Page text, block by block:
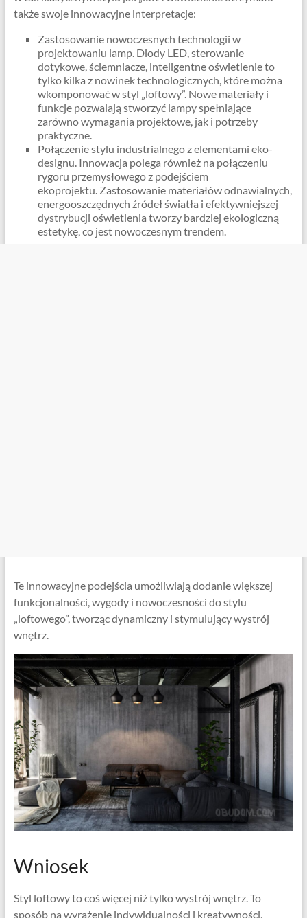
także swoje innowacyjne interpretacje:
Zastosowanie nowoczesnych technologii w
projektowaniu lamp. Diody LED, sterowanie
dotykowe, ściemniacze, inteligentne oświetlenie to
tylko kilka z nowinek technologicznych, które można
wkomponować w styl „loftowy”. Nowe materiały i
funkcje pozwalają stworzyć lampy spełniające
zarówno wymagania projektowe, jak i potrzeby
praktyczne.
Połączenie stylu industrialnego z elementami eko-
designu. Innowacja polega również na połączeniu
rygoru przemysłowego z podejściem
ekoprojektu. Zastosowanie materiałów odnawialnych,
energooszczędnych źródeł światła i efektywniejszej
dystrybucji oświetlenia tworzy bardziej ekologiczną
estetykę, co jest nowoczesnym trendem.
Te innowacyjne podejścia umożliwiają dodanie większej
funkcjonalności, wygody i nowoczesności do stylu
„loftowego”, tworząc dynamiczny i stymulujący wystrój
wnętrz.
Wniosek
Styl loftowy to coś więcej niż tylko wystrój wnętrz. To
sposób na wyrażenie indywidualności i kreatywności,